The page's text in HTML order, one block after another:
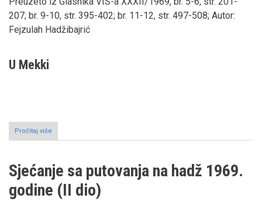
207; br. 9-10, str. 395-402; br. 11-12, str. 497-508; Autor:
Fejzulah Hadžibajrić
U Mekki
Pročitaj više
Sjećanje
na
hadž
1969.
godine
Sjećanje sa putovanja na hadž 1969.
godine (II dio)